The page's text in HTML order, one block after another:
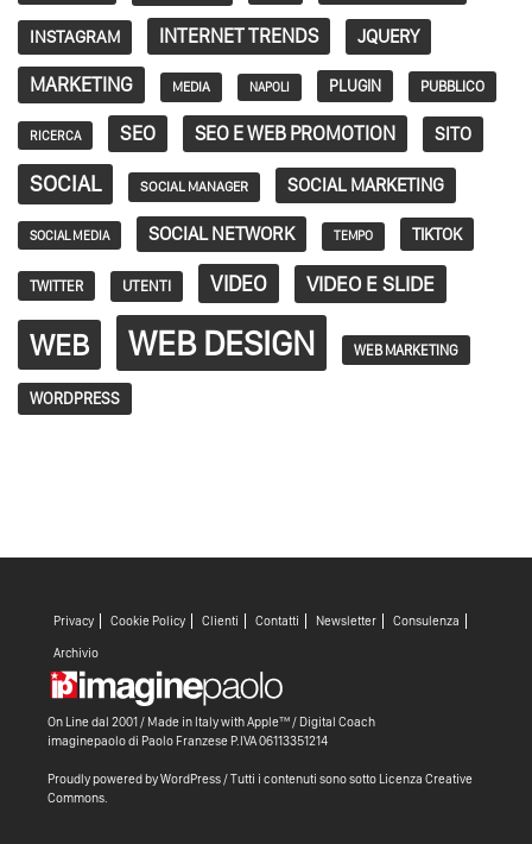
INSTAGRAM INTERNET TRENDS JQUERY
MARKETING MEDIA NAPOLI PLUGIN PUBBLICO
RICERCA SEO SEO E WEB PROMOTION SITO
SOCIAL SOCIAL MANAGER SOCIAL MARKETING
SOCIAL MEDIA SOCIAL NETWORK TEMPO TIKTOK
TWITTER UTENTI VIDEO VIDEO E SLIDE
WEB WEB DESIGN WEB MARKETING
WORDPRESS
Privacy Cookie Policy Clienti Contatti Newsletter Consulenza
Archivio
On Line dal 2001 / Made in Italy withApple™ / Digital Coach
imaginepaolo di Paolo Franzese P.IVA 06113351214
Proudly powered by WordPress / Tutti i contenuti sono sotto Licenza Creative
Commons